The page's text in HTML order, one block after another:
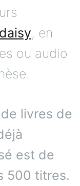
daisy, en
ou audio
livres de
est de
500 titres.